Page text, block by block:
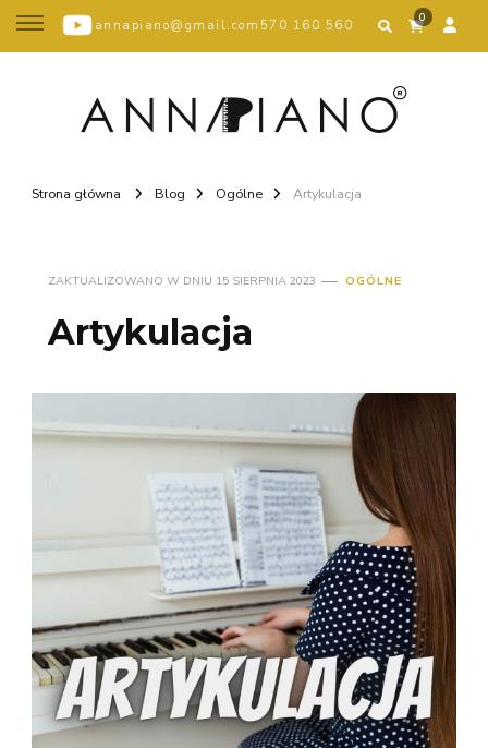
annapiano@gmail.com 570 160 560 0
Strona główna Blog Ogólne Artykulacja
ZAKTUALIZOWANO W DNIU 15 SIERPNIA 2023 OGÓLNE
Artykulacja